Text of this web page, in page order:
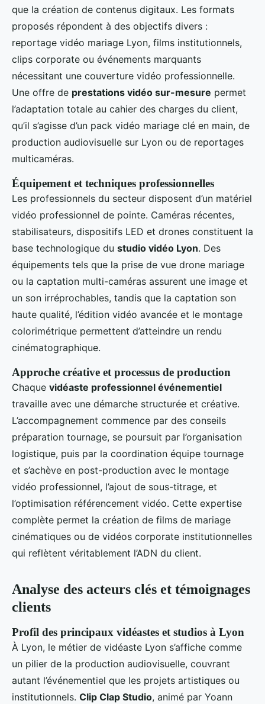
que la création de contenus digitaux. Les formats
proposés répondent à des objectifs divers :
reportage vidéo mariage Lyon, films institutionnels,
clips corporate ou événements marquants
nécessitant une couverture vidéo professionnelle.
Une offre de prestations vidéo sur-mesure permet
l’adaptation totale au cahier des charges du client,
qu’il s’agisse d’un pack vidéo mariage clé en main, de
production audiovisuelle sur Lyon ou de reportages
multicaméras.
Équipement et techniques professionnelles
Les professionnels du secteur disposent d’un matériel
vidéo professionnel de pointe. Caméras récentes,
stabilisateurs, dispositifs LED et drones constituent la
base technologique du studio vidéo Lyon. Des
équipements tels que la prise de vue drone mariage
ou la captation multi-caméras assurent une image et
un son irréprochables, tandis que la captation son
haute qualité, l’édition vidéo avancée et le montage
colorimétrique permettent d’atteindre un rendu
cinématographique.
Approche créative et processus de production
Chaque vidéaste professionnel événementiel
travaille avec une démarche structurée et créative.
L’accompagnement commence par des conseils
préparation tournage, se poursuit par l’organisation
logistique, puis par la coordination équipe tournage
et s’achève en post-production avec le montage
vidéo professionnel, l’ajout de sous-titrage, et
l’optimisation référencement vidéo. Cette expertise
complète permet la création de films de mariage
cinématiques ou de vidéos corporate institutionnelles
qui reflètent véritablement l’ADN du client.
Analyse des acteurs clés et témoignages
clients
Profil des principaux vidéastes et studios à Lyon
À Lyon, le métier de vidéaste Lyon s’affiche comme
un pilier de la production audiovisuelle, couvrant
autant l’événementiel que les projets artistiques ou
institutionnels. Clip Clap Studio, animé par Yoann